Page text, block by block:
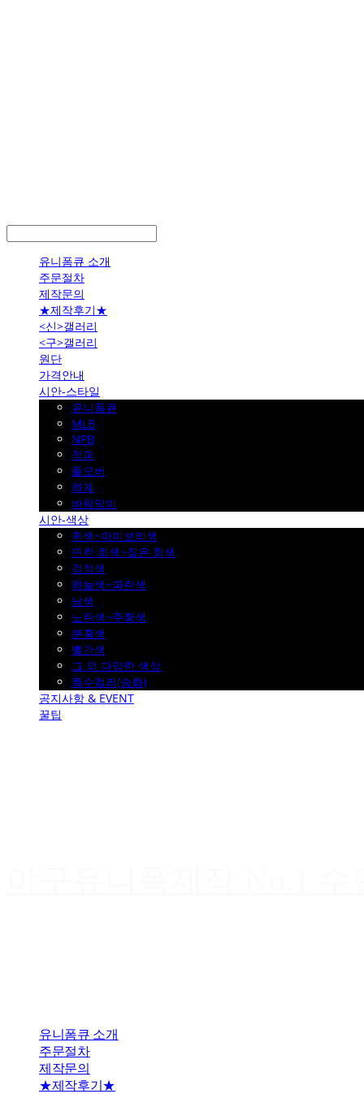
유니폼큐 소개
주문절차
제작문의
★제작후기★
<신>갤러리
<구>갤러리
원단
가격안내
시안-스타일
유니폼큐
MLB
NPB
점퍼
풀오버
하계
바람막이
시안-색상
흰색~아이보리색
연한 회색~짙은 회색
검정색
하늘색~파란색
남색
노란색~주황색
분홍색
빨간색
그 외 다양한 색상
특수컬러(승화)
공지사항 & EVENT
꿀팁
유니폼큐 소개
주문절차
제작문의
★제작후기★